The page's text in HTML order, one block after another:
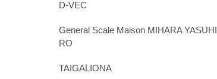
D-VEC
General Scale Maison MIHARA YASUHI
RO
TAIGALIONA